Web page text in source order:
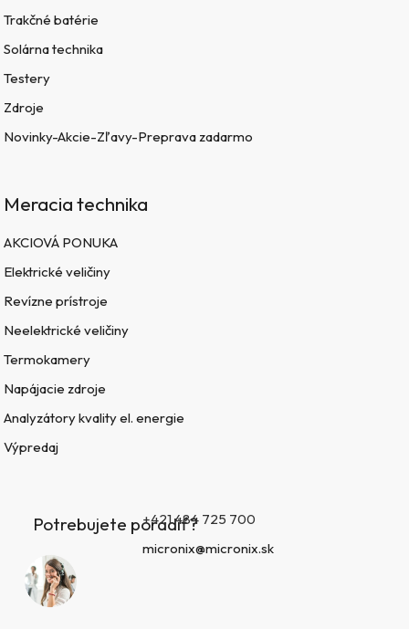
Trakčné batérie
Solárna technika
Testery
Zdroje
Novinky-Akcie-Zľavy-Preprava zadarmo
Meracia technika
AKCIOVÁ PONUKA
Elektrické veličiny
Revízne prístroje
Neelektrické veličiny
Termokamery
Napájacie zdroje
Analyzátory kvality el. energie
Výpredaj
Potrebujete poradiť?+421 484 725 700
micronix@micronix.sk